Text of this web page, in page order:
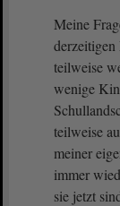
Meine
teilweise
wenige
teilweise
meiner
immer
sie jetzt